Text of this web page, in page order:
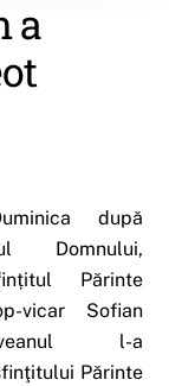
a
după
Domnului,
Părinte
vicar Sofian
l-a
Părinte